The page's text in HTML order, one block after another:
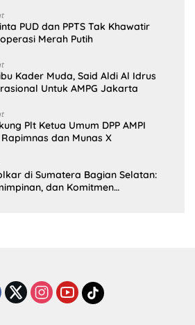
PUD dan PPTS Tak Khawatir
Merah Putih
Kader Muda, Said Aldi Al Idrus
Untuk AMPG Jakarta
Plt Ketua Umum DPP AMPI
dan Munas X
di Sumatera Bagian Selatan:
dan Komitmen